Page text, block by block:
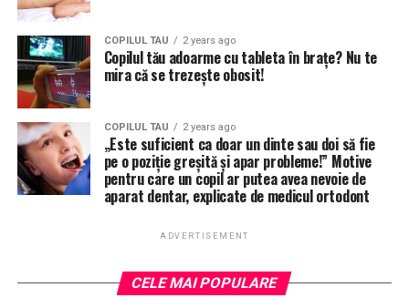
COPILUL TAU 2 years ago
Copilul tău adoarme cu tableta în brațe? Nu te
mira că se trezește obosit!
COPILUL TAU 2 years ago
„Este suficient ca doar un dinte sau doi să fie
pe o poziție greșită și apar probleme!” Motive
pentru care un copil ar putea avea nevoie de
aparat dentar, explicate de medicul ortodont
ADVERTISEMENT
CELE MAI POPULARE